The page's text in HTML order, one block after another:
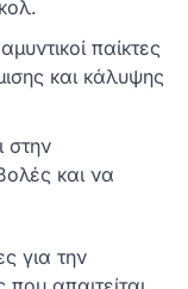
παίκτες
και κάλυψης
στην
και να
για την